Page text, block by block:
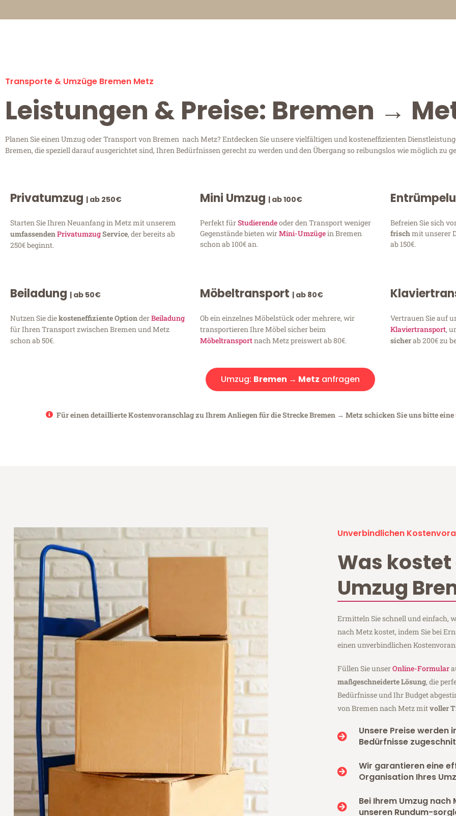
Transporte & Umzüge Bremen Metz
Leistungen & Preise: Bremen →
Planen Sie einen Umzug oder Transport von Bremen nach Metz? Entdecken Sie unsere vielfältigen und kosteneffizienten
Bremen, die speziell darauf ausgerichtet sind, Ihren Bedürfnissen gerecht zu werden und den Übergang so reibungslos wie möglich zu
Privatumzug | ab 250€
Starten Sie Ihren Neuanfang in Metz mit unserem
umfassendenPrivatumzugService, der bereits ab
250€ beginnt.
Mini Umzug | ab 100€
Perfekt fürStudierendeoder den Transport weniger
Gegenstände bieten wirMini-Umzügein Bremen
schon ab 100€ an.
Befreien Sie sich
frischmit unserer
ab 150€.
Beiladung | ab 50€
Nutzen Sie diekosteneffiziente OptionderBeiladung
für Ihren Transport zwischen Bremen und Metz
schon ab 50€.
Möbeltransport | ab 80€
Ob ein einzelnes Möbelstück oder mehrere, wir
transportieren Ihre Möbel sicher beim
Möbeltransportnach Metz preiswert ab 80€.
Vertrauen Sie auf
Klaviertransport,
sicherab 200€ zu
Umzug: Bremen → Metz anfragen
Für einen detaillierte Kostenvoranschlag zu Ihrem Anliegen für die Strecke Bremen → Metz schicken Sie uns bitte eine
Unverbindlichen
Was kostet
Umzug
Ermitteln Sie schnell und einfach,
nach Metz kostet, indem Sie bei
einen unverbindlichen
Füllen Sie unserOnline-Formular
maßgeschneiderte Lösung, die
Bedürfnisse und Ihr Budget
von Bremen nach Metz mitvoller
Unsere Preise werden
Bedürfnisse
Wir garantieren eine
Organisation Ihres
Bei Ihrem Umzug nach
unseren Rundum-